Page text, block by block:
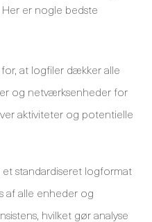
er nogle bedste
at logfiler dækker alle
og netværksenheder for
aktiviteter og potentielle
standardiseret logformat
af alle enheder og
hvilket gør analyse